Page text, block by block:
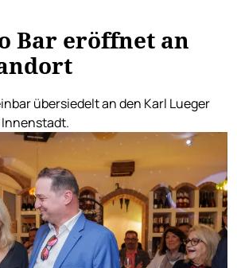
Bar eröffnet an
übersiedelt an den Karl Lueger